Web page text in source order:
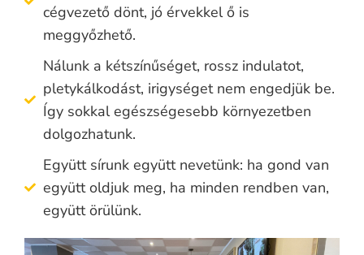
cégvezető dönt, jó érvekkel ő is
meggyőzhető.
Nálunk a kétszínűséget, rossz indulatot,
pletykálkodást, irigységet nem engedjük be.
Így sokkal egészségesebb környezetben
dolgozhatunk.
Együtt sírunk együtt nevetünk: ha gond van
együtt oldjuk meg, ha minden rendben van,
együtt örülünk.